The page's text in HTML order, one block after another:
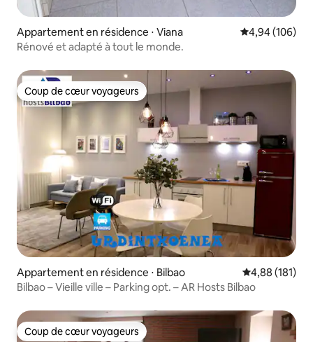
Appartement en résidence ⋅ Viana Évaluation
4,94 (106)
Rénové et adapté à tout le monde.
Coup de cœur voyageurs
Coup de cœur voyageurs
Appartement en résidence ⋅ Bilbao Évaluation
4,88 (181)
Bilbao – Vieille ville – Parking opt. – AR Hosts Bilbao
Coup de cœur voyageurs
Coup de cœur voyageurs